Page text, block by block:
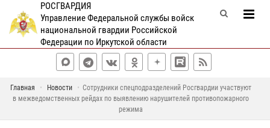
РОСГВАРДИЯ
Управление Федеральной службы войск
национальной гвардии Российской
Федерации по Иркутской области
Главная Новости
Сотрудники спецподразделений Росгвардии участвуют
в межведомственных рейдах по выявлению нарушителей противопожарного
режима